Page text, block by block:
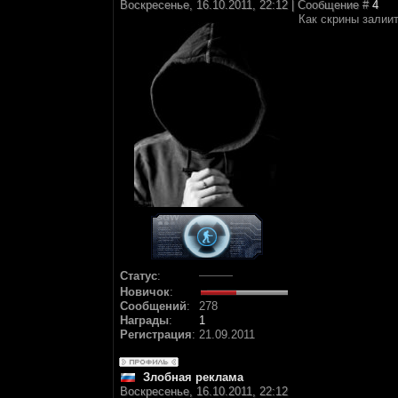
Воскресенье, 16.10.2011, 22:12 | Сообщение # 4
Статус:
Новичок:
Сообщений:
278
Награды:
1
Регистрация: 21.09.2011
Как скрины
Злобная реклама
Воскресенье, 16.10.2011, 22:12